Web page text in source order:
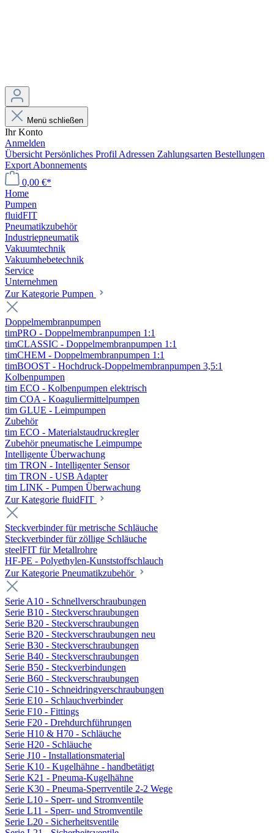
Menü schließen
Ihr Konto
Anmelden
Übersicht Persönliches Profil Adressen Zahlungsarten Bestellungen
Export Abonnements
0,00 €*
Home
Pumpen
fluidFIT
Pneumatikzubehör
Industriepneumatik
Vakuumtechnik
Vakuumhebetechnik
Service
Unternehmen
Zur Kategorie Pumpen
Doppelmembranpumpen
timPRO - Doppelmembranpumpen 1:1
timCLASSIC - Doppelmembranpumpen 1:1
timCHEM - Doppelmembranpumpen 1:1
timBOOST - Hochdruck-Doppelmembranpumpen 3,5:1
Kolbenpumpen
tim ECO - Kolbenpumpen elektrisch
tim COA - Koaguliermittelpumpen
tim GLUE - Leimpumpen
Zubehör
tim ECO - Materialstaudruckregler
Zubehör pneumatische Leimpumpe
Intelligente Überwachung
tim TRON - Intelligenter Sensor
tim TRON - USB Adapter
tim LINK - Pumpen Überwachung
Zur Kategorie fluidFIT
Steckverbinder für metrische Schläuche
Steckverbinder für zöllige Schläuche
steelFIT für Metallrohre
HF-PE - Polyethylen-Kunststoffschlauch
Zur Kategorie Pneumatikzubehör
Serie A10 - Schnellverschraubungen
Serie B10 - Steckverschraubungen
Serie B20 - Steckverschraubungen
Serie B20 - Steckverschraubungen neu
Serie B30 - Steckverschraubungen
Serie B40 - Steckverschraubungen
Serie B50 - Steckverbindungen
Serie B60 - Steckverschraubungen
Serie C10 - Schneidringverschraubungen
Serie E10 - Schlauchverbinder
Serie F10 - Fittings
Serie F20 - Drehdurchführungen
Serie H10 & H70 - Schläuche
Serie H20 - Schläuche
Serie J10 - Installationsmaterial
Serie K10 - Kugelhähne - handbetätigt
Serie K21 - Pneuma-Kugelhähne
Serie K30 - Pneuma-Sperrventile 2-2 Wege
Serie L10 - Sperr- und Stromventile
Serie L11 - Sperr- und Stromventile
Serie L20 - Sicherheitsventile